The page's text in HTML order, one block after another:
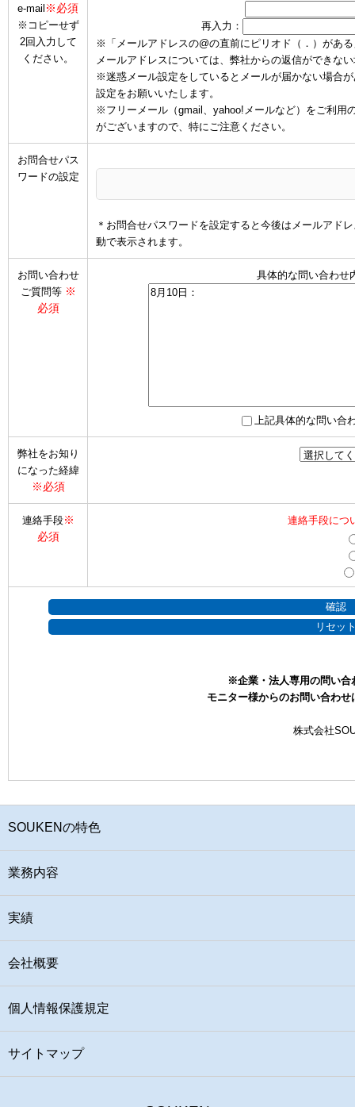
e-mail ※必須
※コピーせず
2回入力して
ください。
再入力：
※「メールアドレスの@の直前にピリオド（．）があ
メールアドレスについては、弊社からの返信ができな
※迷惑メール設定をしているとメールが届かない場合
設定をお願いいたします。
※フリーメール（gmail、yahoo!メールなど）をご利用
がございますので、特にご注意ください。
お問合せパス
ワードの設定
＊お問合せパスワードを設定すると今後はメールアド
動で表示されます。
お問い合わせ
ご質問等 ※
必須
具体的な問い合わせ
上記具体的な問い合
弊社をお知り
になった経緯
※必須
連絡手段※
必須
連絡手段につ
※企業・法人専用の問い合
モニター様からのお問い合わせ
株式会社
SOUKENの特色
業務内容
実績
会社概要
個人情報保護規定
サイトマップ